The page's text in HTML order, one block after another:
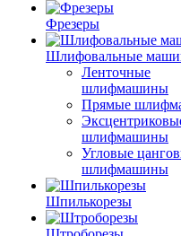
Фрезеры
Шлифовальные
Ленточные
шлифмашины
Прямые
шлифмашины
Угловые
шлифмашины
Шпилькорезы